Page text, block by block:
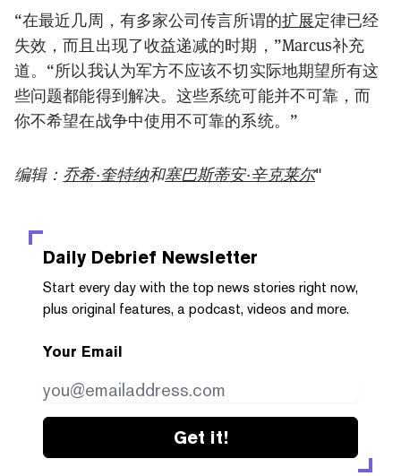
“在最近几周，有多家公司传言所谓的扩展定律已经
失效，而且出现了收益递减的时期，”Marcus补充
道。“所以我认为军方不应该不切实际地期望所有这
些问题都能得到解决。这些系统可能并不可靠，而
你不希望在战争中使用不可靠的系统。”
编辑： 乔希·奎特纳和塞巴斯蒂安·辛克莱尔"
Daily Debrief Newsletter
Start every day with the top news stories right now,
plus original features, a podcast, videos and more.
Your Email
Get it!